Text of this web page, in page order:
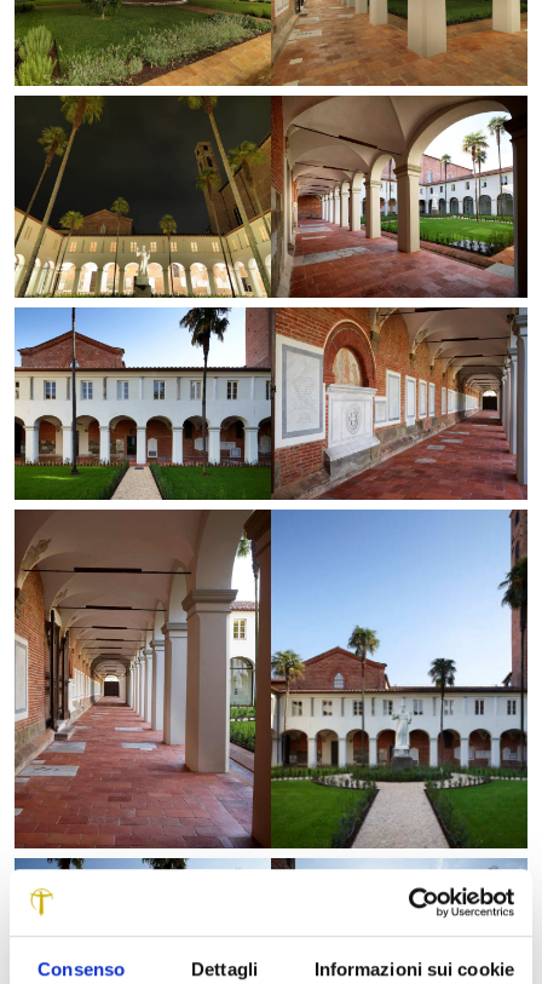
Consenso Dettagli Informazioni sui cookie